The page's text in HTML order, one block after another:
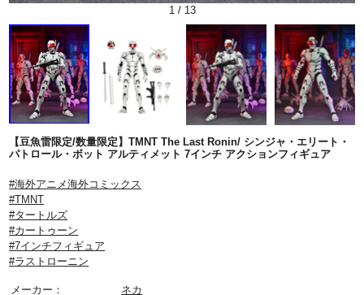
1/ 13
【豆魚雷限定/数量限定】TMNT The Last Ronin/ シンジャ・エリート・
パトロール・ボット アルティメット 7インチ アクションフィギュア
#海外アニメ海外コミックス
#TMNT
#タートルズ
#カートゥーン
#7インチフィギュア
#ラストローニン
メーカー：
ネカ